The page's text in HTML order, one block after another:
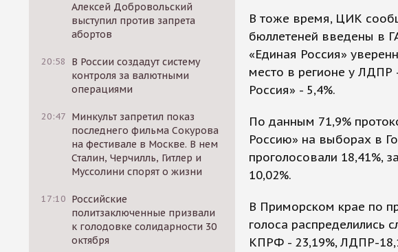
Алексей Добровольский
выступил против запрета
абортов
20:58
В России создадут систему
контроля за валютными
операциями
20:47 Минкульт запретил показ
последнего фильма Сокурова
на фестивале в Москве. В нем
Сталин, Черчилль, Гитлер и
Муссолини спорят о жизни
17:10 Российские
политзаключенные призвали
к голодовке солидарности 30
октября
В тоже время, ЦИК
бюллетеней введены в
«Единая Россия»
место в регионе у ЛДПР
Россия» - 5,4%.
По данным 71,9%
Россию» на выборах в
проголосовали 18,41%,
10,02%.
В Приморском крае по
голоса распределились
КПРФ - 23,19%, ЛДПР-